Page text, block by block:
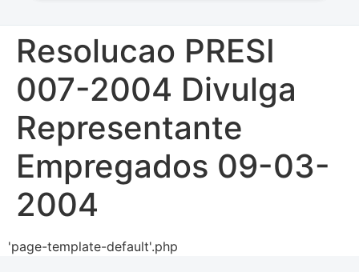
Resolucao PRESI
007-2004 Divulga
Representante
Empregados 09-03-
2004
'page-template-default'.php